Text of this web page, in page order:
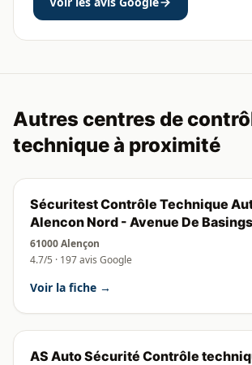
Autres centres de
technique à proximité
Sécuritest Contrôle Technique
Alencon Nord - Avenue De
61000 Alençon
4.7/5 · 197 avis Google
Voir la fiche →
AS Auto Sécurité Contrôle